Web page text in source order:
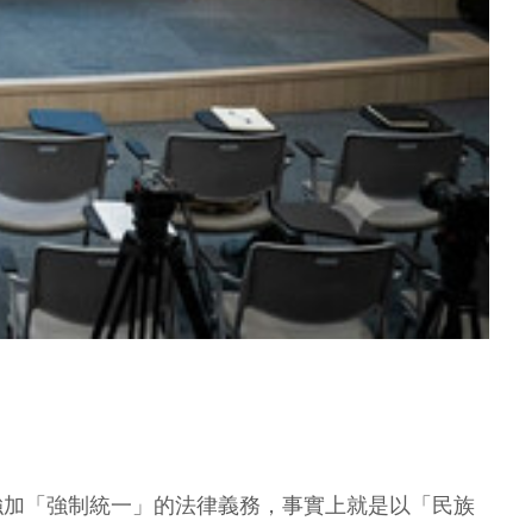
「強制統一」的法律義務，事實上就是以「民族